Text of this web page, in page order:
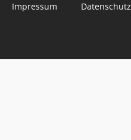
Impressum Datenschutz